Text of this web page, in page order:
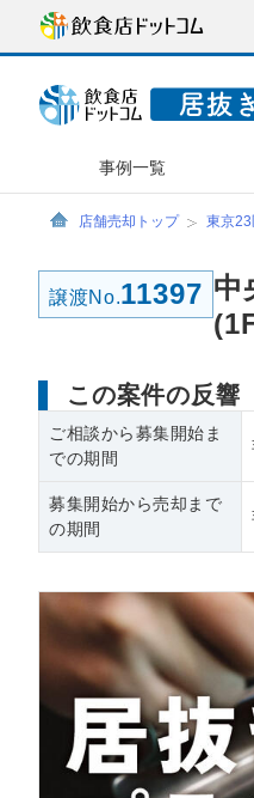
事例一覧
店舗売却トップ 東京23
譲渡No.11397 中
この案件の反響
ご相談から募集開始ま
での期間
募集開始から売却まで
の期間